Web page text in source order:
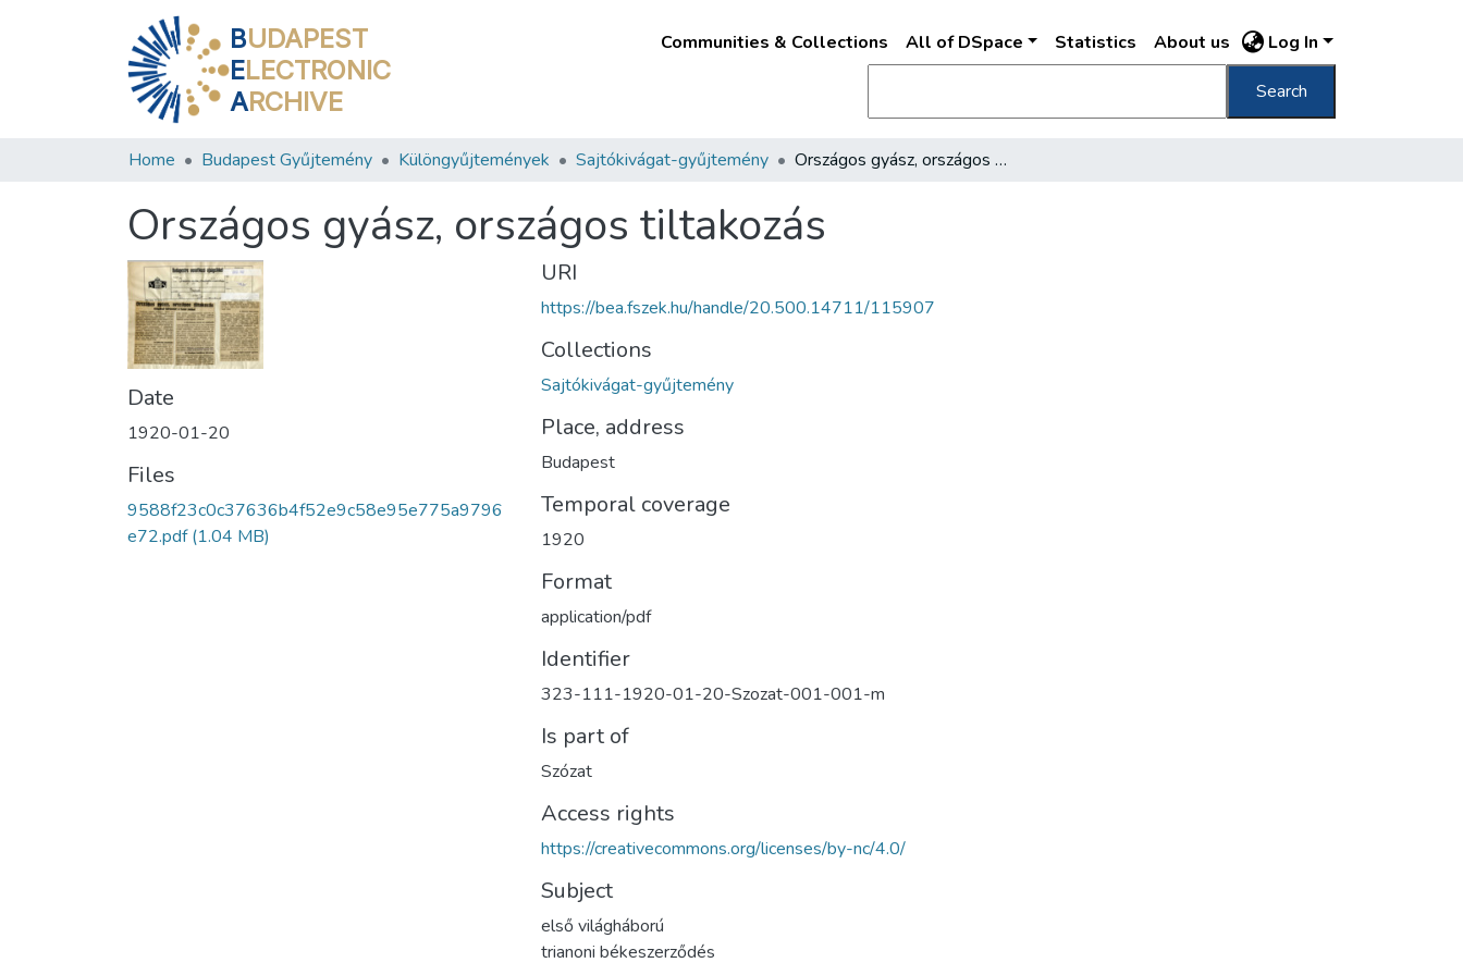
BUDAPEST
ELECTRONIC
ARCHIVE
Communities & Collections All of DSpace Statistics About us Log In
Search
Home Budapest Gyűjtemény Különgyűjtemények Sajtókivágat-gyűjtemény Országos gyász, országos tiltakozás
Országos gyász, országos tiltakozás
Date
1920-01-20
Files
9588f23c0c37636b4f52e9c58e95e775a9796
e72.pdf(1.04 MB)
URI
https://bea.fszek.hu/handle/20.500.14711/115907
Collections
Sajtókivágat-gyűjtemény
Place, address
Budapest
Temporal coverage
1920
Format
application/pdf
Identifier
323-111-1920-01-20-Szozat-001-001-m
Is part of
Szózat
Access rights
https://creativecommons.org/licenses/by-nc/4.0/
Subject
első világháború
trianoni békeszerződés